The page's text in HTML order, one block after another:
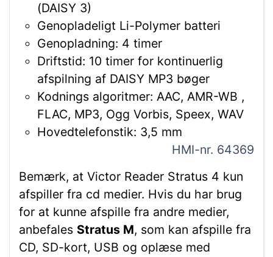
(DAISY 3)
Genopladeligt Li-Polymer batteri
Genopladning: 4 timer
Driftstid: 10 timer for kontinuerlig
afspilning af DAISY MP3 bøger
Kodnings algoritmer: AAC, AMR-WB ,
FLAC, MP3, Ogg Vorbis, Speex, WAV
Hovedtelefonstik: 3,5 mm
HMI-nr. 64369
Bemærk, at Victor Reader Stratus 4 kun
afspiller fra cd medier. Hvis du har brug
for at kunne afspille fra andre medier,
anbefales Stratus M, som kan afspille fra
CD, SD-kort, USB og oplæse med